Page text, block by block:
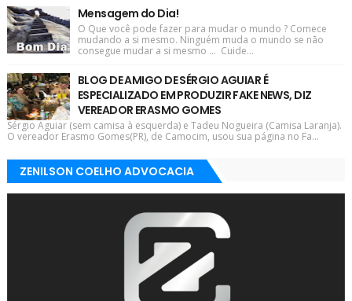
Mensagem do Dia!
O Que você pode fazer para mudar o mundo ? Comece
mudando a si mesmo. Ninguém muda o mundo se não
consegue mudar a si mesmo ... Cuide...
BLOG DE AMIGO DE SÉRGIO AGUIAR É
ESPECIALIZADO EM PRODUZIR FAKE NEWS, DIZ
VEREADOR ERASMO GOMES
Sérgio Aguiar (sem camisa à esquerda) e Tadeu Nogueira (Camisa Laranja).
O vereador Erasmo Gomes(PR), de Camocim, usou sua página no Fa...
ZENILSON COELHO ADVOCACIA